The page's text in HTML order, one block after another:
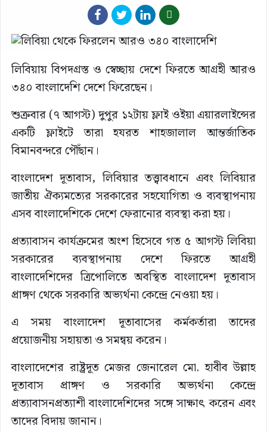
লিবিয়ায় বিপদগ্রস্ত ও স্বেচ্ছায় দেশে ফিরতে আগ্রহী আরও
৩৪০ বাংলাদেশি দেশে ফিরেছেন।
শুক্রবার (৭ আগস্ট) দুপুর ১২টায় ফ্লাই ওইয়া এয়ারলাইন্সের
একটি ফ্লাইটে তারা হযরত শাহজালাল আন্তর্জাতিক
বিমানবন্দরে পৌঁছান।
বাংলাদেশ দূতাবাস, লিবিয়ার তত্ত্বাবধানে এবং লিবিয়ার
জাতীয় ঐক্যমত্যের সরকারের সহযোগিতা ও ব্যবস্থাপনায়
এসব বাংলাদেশিকে দেশে ফেরানোর ব্যবস্থা করা হয়।
প্রত্যাবাসন কার্যক্রমের অংশ হিসেবে গত ৫ আগস্ট লিবিয়া
সরকারের ব্যবস্থাপনায় দেশে ফিরতে আগ্রহী
বাংলাদেশিদের ত্রিপোলিতে অবস্থিত বাংলাদেশ দূতাবাস
প্রাঙ্গণ থেকে সরকারি অভ্যর্থনা কেন্দ্রে নেওয়া হয়।
এ সময় বাংলাদেশ দূতাবাসের কর্মকর্তারা তাদের
প্রয়োজনীয় সহায়তা ও সমন্বয় করেন।
বাংলাদেশের রাষ্ট্রদূত মেজর জেনারেল মো. হাবীব উল্লাহ
দূতাবাস প্রাঙ্গণ ও সরকারি অভ্যর্থনা কেন্দ্রে
প্রত্যাবাসনপ্রত্যাশী বাংলাদেশিদের সঙ্গে সাক্ষাৎ করেন এবং
তাদের বিদায় জানান।